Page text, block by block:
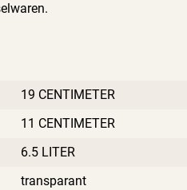
19 CENTIMETER
11 CENTIMETER
6.5 LITER
transparant